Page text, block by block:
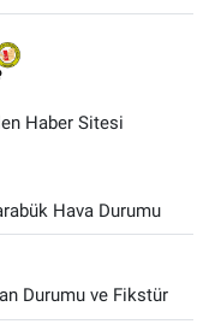
Haber Sitesi
Hava Durumu
Durumu ve Fikstür